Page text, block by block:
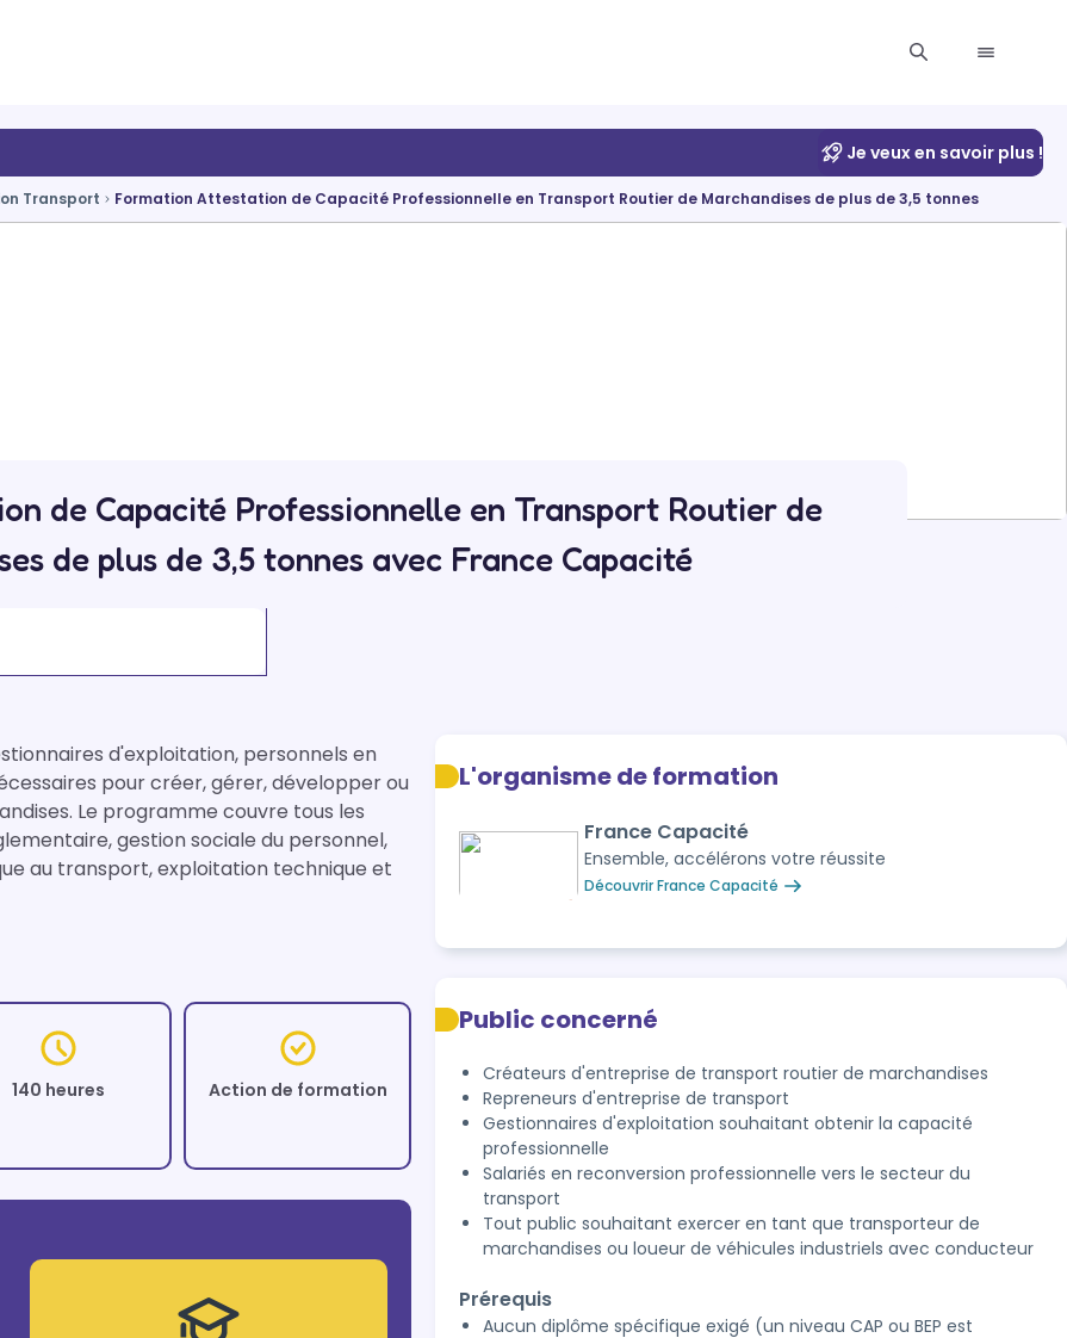
Je veux en savoir plus !
Transport Formation Attestation de Capacité Professionnelle en Transport Routier de Marchandises de plus de 3,5 tonnes
de Capacité Professionnelle en Transport Routier de
de plus de 3,5 tonnes avec France Capacité
d'exploitation, personnels en
pour créer, gérer, développer ou
Le programme couvre tous les
gestion sociale du personnel,
au transport, exploitation technique et
140 heures Action de formation
L'organisme de formation
France Capacité
Ensemble, accélérons votre réussite
Découvrir France Capacité
Public concerné
Créateurs d'entreprise de transport routier de marchandises
Repreneurs d'entreprise de transport
Gestionnaires d'exploitation souhaitant obtenir la capacité
professionnelle
Salariés en reconversion professionnelle vers le secteur du
transport
Tout public souhaitant exercer en tant que transporteur de
marchandises ou loueur de véhicules industriels avec conducteur
Prérequis
Aucun diplôme spécifique exigé (un niveau CAP ou BEP est